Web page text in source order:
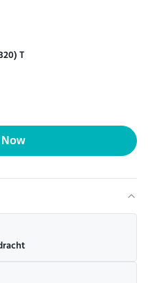
T